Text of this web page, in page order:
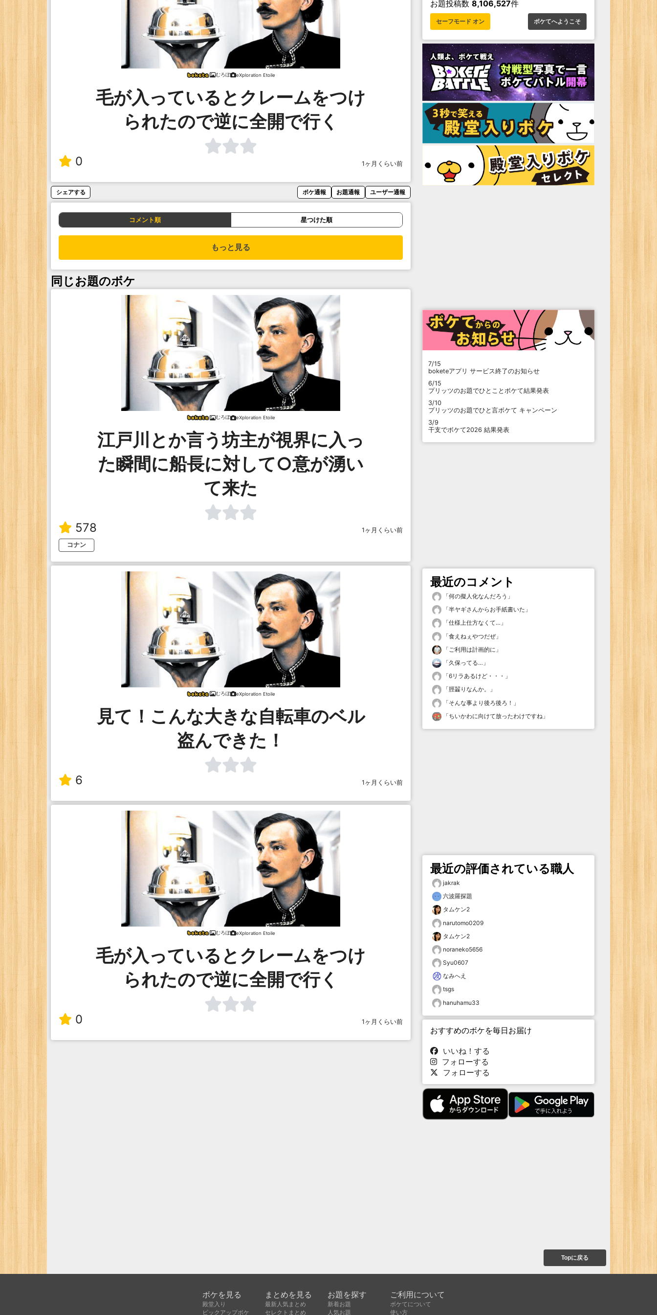
むろぼ eXploration Etoile
毛が入っているとクレームをつけ
られたので逆に全開で行く
0 1ヶ月くらい前
シェアする ボケ通報 お題通報 ユーザー通報
コメント順 星つけた順
もっと見る
同じお題のボケ
むろぼ eXploration Etoile
江戸川とか言う坊主が視界に入っ
た瞬間に船長に対して○意が湧い
て来た
578
1ヶ月くらい前
コナン
むろぼ eXploration Etoile
見て！こんな大きな自転車のベル
盗んできた！
6 1ヶ月くらい前
むろぼ eXploration Etoile
毛が入っているとクレームをつけ
られたので逆に全開で行く
0 1ヶ月くらい前
お題投稿数 8,106,527件
セーフモード オン ボケてへようこそ
7/15
boketeアプリ サービス終了のお知らせ
6/15
プリッツのお題でひとことボケて結果発表
3/10
プリッツのお題でひと言ボケて キャンペーン
3/9
干支でボケて2026 結果発表
最近のコメント
「何の擬人化なんだろう 」
「半ヤギさんからお手紙書いた 」
「仕様上仕方なくて… 」
「食えねぇやつだぜ」
「 ご利用は計画的に 」
「久保ってる… 」
「6リラあるけど・・・ 」
「脛齧りなんか。
」
「そんな事より後ろ後ろ！ 」
「ちいかわに向けて放ったわけですね 」
最近の評価されている職人
jakrak
六波羅探題
タムケン2
narutomo0209
タムケン2
noraneko5656
Syu0607
なみへえ
tsgs
hanuhamu33
おすすめのボケを毎日お届け
いいね！する
フォローする
フォローする
Topに戻る
ボケを見る
殿堂入り
ピックアップボケ
まとめを見る
最新人気まとめ
セレクトまとめ
お題を探す
新着お題
人気お題
ご利用について
ボケてについて
使い方